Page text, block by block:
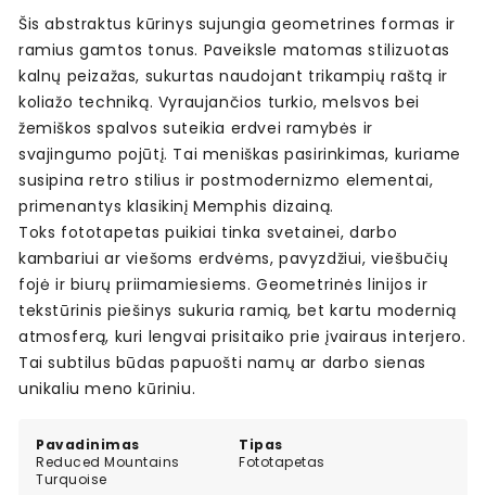
Pavadinimas
Reduced Mountains
Turquoise
Tipas
Fototapetas
Šis abstraktus kūrinys sujungia geometrines formas ir
ramius gamtos tonus. Paveiksle matomas stilizuotas
kalnų peizažas, sukurtas naudojant trikampių raštą ir
koliažo techniką. Vyraujančios turkio, melsvos bei
žemiškos spalvos suteikia erdvei ramybės ir
svajingumo pojūtį. Tai meniškas pasirinkimas, kuriame
susipina retro stilius ir postmodernizmo elementai,
primenantys klasikinį Memphis dizainą.
Toks fototapetas puikiai tinka svetainei, darbo
kambariui ar viešoms erdvėms, pavyzdžiui, viešbučių
fojė ir biurų priimamiesiems. Geometrinės linijos ir
tekstūrinis piešinys sukuria ramią, bet kartu modernią
atmosferą, kuri lengvai prisitaiko prie įvairaus interjero.
Tai subtilus būdas papuošti namų ar darbo sienas
unikaliu meno kūriniu.